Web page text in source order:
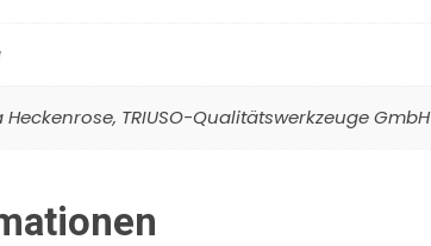
Heckenrose, TRIUSO-Qualitätswerkzeuge GmbH